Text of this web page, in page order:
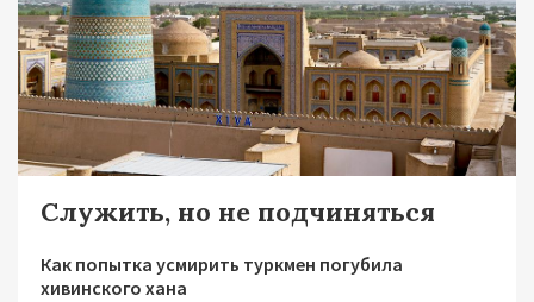
Служить, но не подчиняться
Как попытка усмирить туркмен погубила
хивинского хана